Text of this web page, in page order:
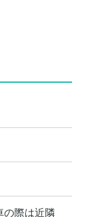
の際は近隣